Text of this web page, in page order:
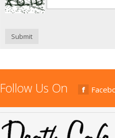
Submit
Follow Us On